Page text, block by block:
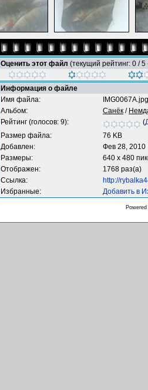
Оценить этот файл (текущий рейтинг: 0 / 5
Информация о файле
Имя файла:
IMG0067A.jpg
Альбом:
Санёк /
Рейтинг (голосов: 9):
(
Размер файла:
76 KB
Добавлен:
Фев 28, 2010
Размеры:
640 x 480
Отображен:
1768 раз(а)
Ссылка:
http://
Избранные:
Добавить в